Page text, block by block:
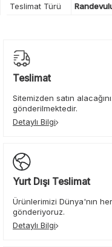
Teslimat Türü
Teslimat
Sitemizden satın
gönderilmektedir.
Detaylı Bilgi
Yurt Dışı Teslimat
Ürünlerimizi Dünya'nın
gönderiyoruz.
Detaylı Bilgi